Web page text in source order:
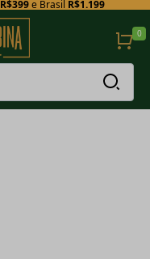
R$399e Brasil R$1.199
0